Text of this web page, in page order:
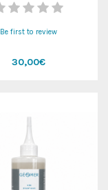
Be first to review
30,00€